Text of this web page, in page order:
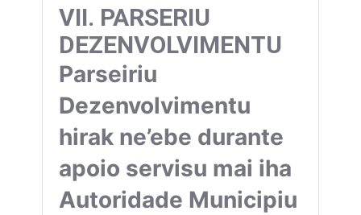
VII. PARSERIU
DEZENVOLVIMENTU
Parseiriu
Dezenvolvimentu
hirak ne’ebe durante
apoio servisu mai iha
Autoridade Municipiu